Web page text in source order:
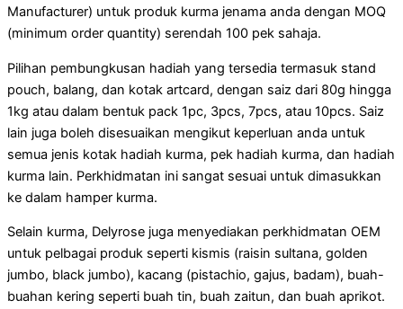
Manufacturer) untuk produk kurma jenama anda dengan MOQ
(minimum order quantity) serendah 100 pek sahaja.
Pilihan pembungkusan hadiah yang tersedia termasuk stand
pouch, balang, dan kotak artcard, dengan saiz dari 80g hingga
1kg atau dalam bentuk pack 1pc, 3pcs, 7pcs, atau 10pcs. Saiz
lain juga boleh disesuaikan mengikut keperluan anda untuk
semua jenis kotak hadiah kurma, pek hadiah kurma, dan hadiah
kurma lain. Perkhidmatan ini sangat sesuai untuk dimasukkan
ke dalam hamper kurma.
Selain kurma, Delyrose juga menyediakan perkhidmatan OEM
untuk pelbagai produk seperti kismis (raisin sultana, golden
jumbo, black jumbo), kacang (pistachio, gajus, badam), buah-
buahan kering seperti buah tin, buah zaitun, dan buah aprikot.